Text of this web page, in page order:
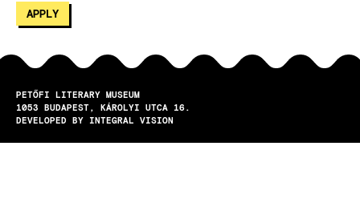
PETŐFI LITERARY MUSEUM
1053
BUDAPEST
KÁROLYI UTCA 16.
DEVELOPED BY INTEGRAL VISION